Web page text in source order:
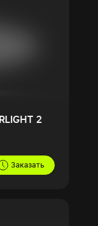
2
Заказать